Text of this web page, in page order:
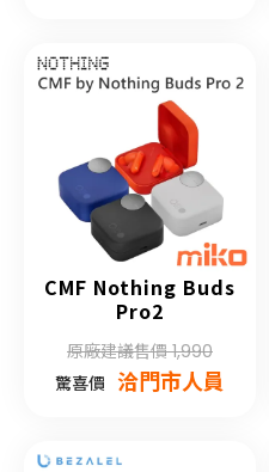
CMF Nothing Buds
Pro2
原廠建議售價 1,990
驚喜價 洽門市人員